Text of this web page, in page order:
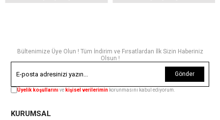
Bültenimize Üye Olun ! Tüm İndirim ve Fırsatlardan İlk Sizin Haberiniz
Olsun !
Gönder
Üyelik koşullarınıve kişisel verilerimin korunmasını kabul ediyorum.
KURUMSAL